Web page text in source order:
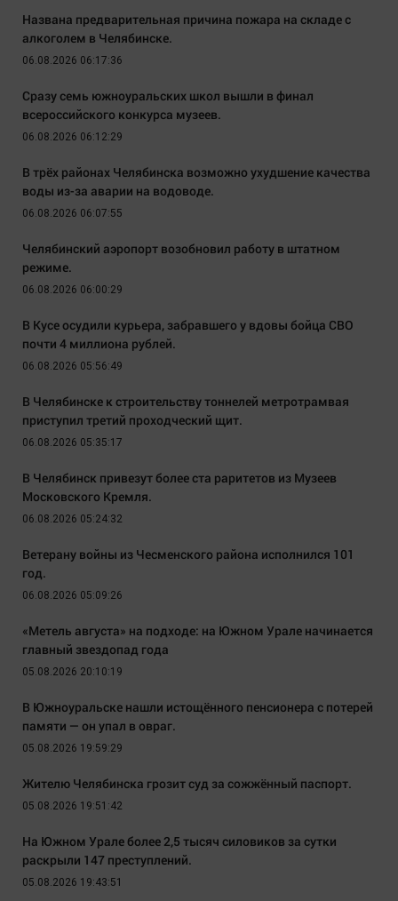
Названа предварительная причина пожара на складе с
алкоголем в Челябинске.
06.08.2026 06:17:36
Сразу семь южноуральских школ вышли в финал
всероссийского конкурса музеев.
06.08.2026 06:12:29
В трёх районах Челябинска возможно ухудшение качества
воды из-за аварии на водоводе.
06.08.2026 06:07:55
Челябинский аэропорт возобновил работу в штатном
режиме.
06.08.2026 06:00:29
В Кусе осудили курьера, забравшего у вдовы бойца СВО
почти 4 миллиона рублей.
06.08.2026 05:56:49
В Челябинске к строительству тоннелей метротрамвая
приступил третий проходческий щит.
06.08.2026 05:35:17
В Челябинск привезут более ста раритетов из Музеев
Московского Кремля.
06.08.2026 05:24:32
Ветерану войны из Чесменского района исполнился 101
год.
06.08.2026 05:09:26
«Метель августа» на подходе: на Южном Урале начинается
главный звездопад года
05.08.2026 20:10:19
В Южноуральске нашли истощённого пенсионера с потерей
памяти — он упал в овраг.
05.08.2026 19:59:29
Жителю Челябинска грозит суд за сожжённый паспорт.
05.08.2026 19:51:42
На Южном Урале более 2,5 тысяч силовиков за сутки
раскрыли 147 преступлений.
05.08.2026 19:43:51